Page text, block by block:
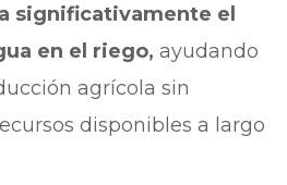
significativamente el
en el riego, ayudando
agrícola sin
disponibles a largo